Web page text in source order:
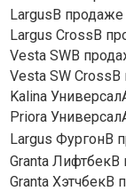
LargusВ продаже
Largus CrossВ
Vesta SWВ
Vesta SW
Kalina
Priora
Largus ФургонВ
Granta ЛифтбекВ
Granta ХэтчбекВ